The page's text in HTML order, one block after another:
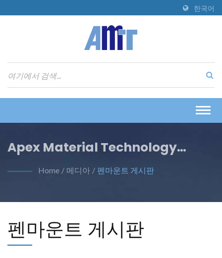
한국어
Apex Material Technology
Corporation
Home / 메디아 / 펜마운트 게시판
펜마운트 게시판